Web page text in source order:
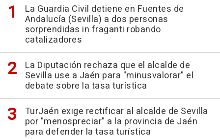
La Guardia Civil detiene en Fuentes de
Andalucía (Sevilla) a dos personas
sorprendidas in fraganti robando
catalizadores
La Diputación rechaza que el alcalde de
Sevilla use a Jaén para "minusvalorar" el
debate sobre la tasa turística
TurJaén exige rectificar al alcalde de Sevilla
por "menospreciar" a la provincia de Jaén
para defender la tasa turística